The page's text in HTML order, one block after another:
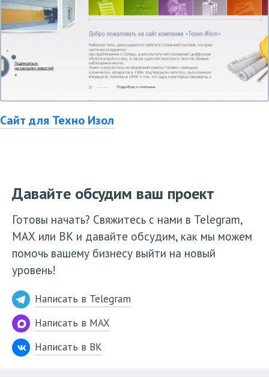
Сайт для Техно Изол
Давайте обсудим ваш проект
Готовы начать? Свяжитесь с нами в Telegram,
МАХ или ВК и давайте обсудим, как мы можем
помочь вашему бизнесу выйти на новый
уровень!
Написать в Telegram
Написать в MAX
Написать в ВК